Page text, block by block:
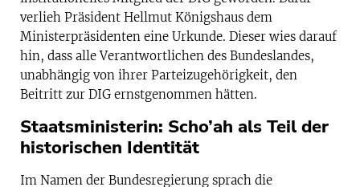
verlieh Präsident Hellmut Königshaus dem
Ministerpräsidenten eine Urkunde. Dieser wies darauf
hin, dass alle Verantwortlichen des Bundeslandes,
unabhängig von ihrer Parteizugehörigkeit, den
Beitritt zur DIG ernstgenommen hätten.
Staatsministerin: Scho’ah als Teil der
historischen Identität
Im Namen der Bundesregierung sprach die